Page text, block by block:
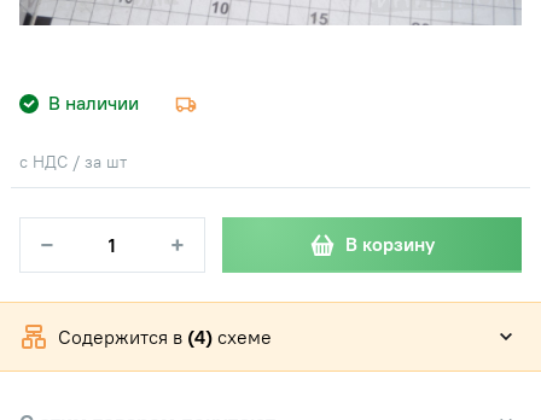
В наличии
с НДС / за шт
− + В корзину
Содержится в (4) схеме